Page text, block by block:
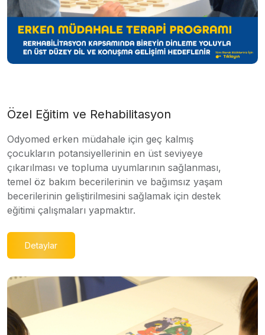
Özel Eğitim ve Rehabilitasyon
Odyomed erken müdahale için geç kalmış
çocukların potansiyellerinin en üst seviyeye
çıkarılması ve topluma uyumlarının sağlanması,
temel öz bakım becerilerinin ve bağımsız yaşam
becerilerinin geliştirilmesini sağlamak için destek
eğitimi çalışmaları yapmaktır.
Detaylar